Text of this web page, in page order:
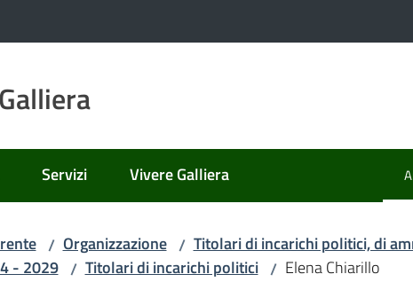
Servizi Vivere Galliera
/ Organizzazione / Titolari di incarichi politici, di
- 2029 / Titolari di incarichi politici / Elena Chiarillo